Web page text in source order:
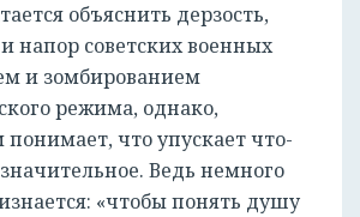
объяснить дерзость,
напор советских военных
и зомбированием
режима, однако,
понимает, что упускает что-
Ведь немного
«чтобы понять душу